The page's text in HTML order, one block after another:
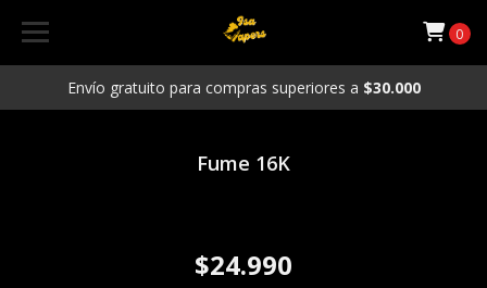
Envío gratuito para compras superiores a $30.000
0
Fume 16K
$24.990